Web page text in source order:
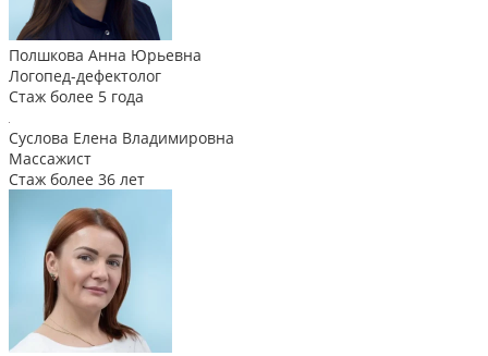
Полшкова Анна Юрьевна
Логопед-дефектолог
Стаж более 5 года
Суслова Елена Владимировна
Массажист
Стаж более 36 лет